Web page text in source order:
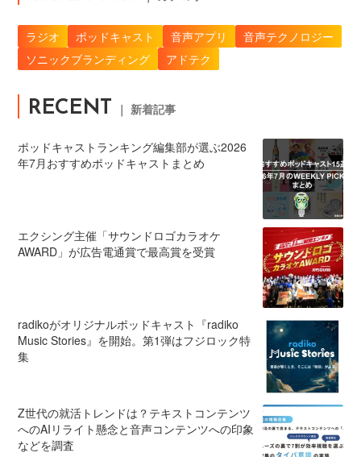
ラジオ ポッドキャスト 音声アプリ
音声テクノロジー
ソニックブランディング
アドテク
RECENT ｜ 新着記事
ポッドキャストランキング編集部が選ぶ2026
年7月おすすめポッドキャストまとめ
エクシング主催「サウンドロゴカラオケ
AWARD」が広告電通賞で最高賞を受賞
radikoがオリジナルポッドキャスト『radiko
Music Stories』を開始。第1弾はフジロック特
集
Z世代の就活トレンドは？テキストコンテンツ
へのAIリライト懸念と音声コンテンツへの印象
などを調査